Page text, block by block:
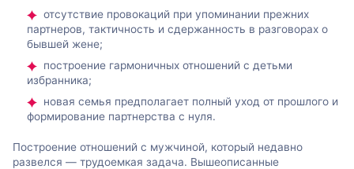
отсутствие провокаций при упоминании прежних
партнеров, тактичность и сдержанность в разговорах о
бывшей жене;
построение гармоничных отношений с детьми
избранника;
новая семья предполагает полный уход от прошлого и
формирование партнерства с нуля.
Построение отношений с мужчиной, который недавно
развелся — трудоемкая задача. Вышеописанные